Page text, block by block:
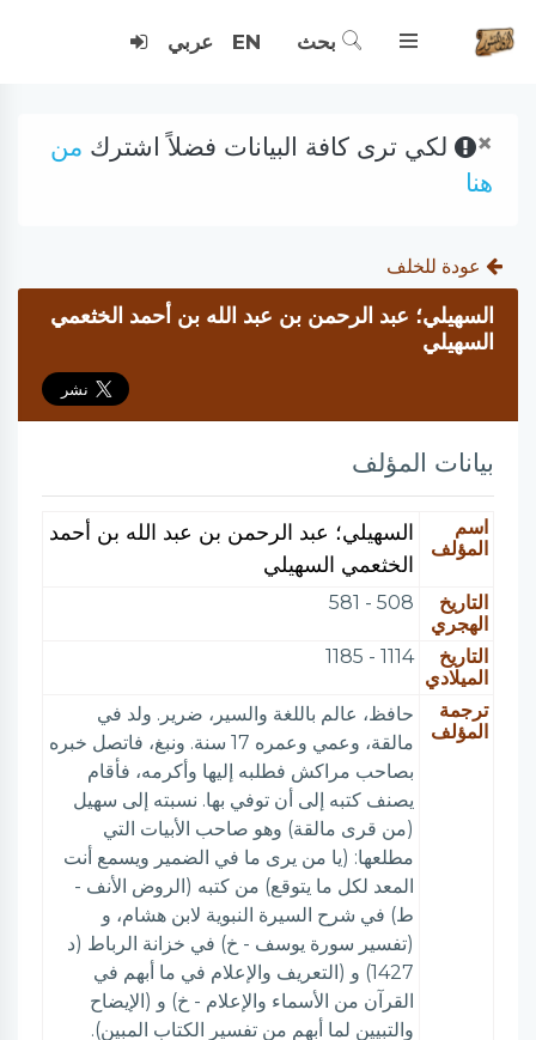
بحث EN عربي
× لكي ترى كافة البيانات فضلاً اشترك من
هنا
عودة للخلف
السهيلي؛ عبد الرحمن بن عبد الله بن أحمد الخثعمي
السهيلي
بيانات المؤلف
اسم
المؤلف
السهيلي؛ عبد الرحمن بن عبد الله بن أحمد
الخثعمي السهيلي
التاريخ
الهجري
508 - 581
التاريخ
الميلادي
1114 - 1185
ترجمة
المؤلف
حافظ، عالم باللغة والسير، ضرير. ولد في
مالقة، وعمي وعمره 17 سنة. ونبغ، فاتصل خبره
بصاحب مراكش فطلبه إليها وأكرمه، فأقام
يصنف كتبه إلى أن توفي بها. نسبته إلى سهيل
(من قرى مالقة) وهو صاحب الأبيات التي
مطلعها: (يا من يرى ما في الضمير ويسمع أنت
المعد لكل ما يتوقع) من كتبه (الروض الأنف -
ط) في شرح السيرة النبوية لابن هشام، و
(تفسير سورة يوسف - خ) في خزانة الرباط (د
1427) و (التعريف والإعلام في ما أبهم في
القرآن من الأسماء والإعلام - خ) و (الإيضاح
والتبيين لما أبهم من تفسير الكتاب المبين).